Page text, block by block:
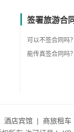
签署旅游合同
可以不签合同吗？
能传真签合同吗？
酒店宾馆 | 商旅租车